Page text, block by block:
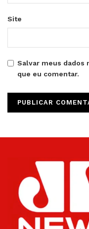
Site
Salvar meus dados
que eu comentar.